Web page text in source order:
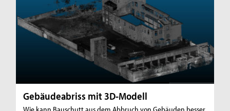
Gebäudeabriss mit 3D-Modell